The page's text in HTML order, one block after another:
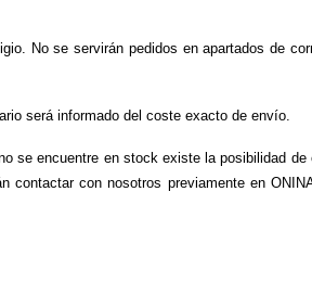
No se servirán pedidos en apartados de
será informado del coste exacto de envío.
encuentre en stock existe la posibilidad de
con nosotros previamente en